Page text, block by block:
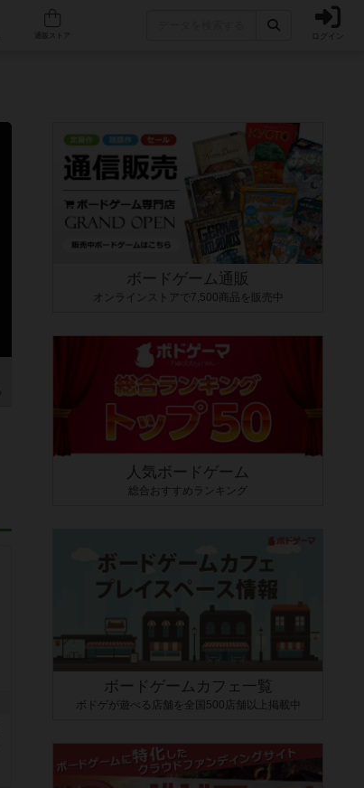
人気ボードゲーム ログイン
ボードゲーム通販
オンラインストアで7,500商品を販売中
人気ボードゲーム
総合おすすめランキング
ボードゲームカフェ一覧
ボドゲが遊べる店舗を全国500店舗以上掲載中